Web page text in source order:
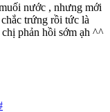
nước , nhưng mới
trứng rồi tức là
phản hồi sớm ạh ^^